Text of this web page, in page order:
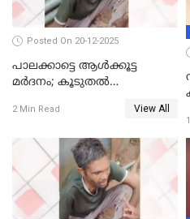
Posted On 20-12-2025
പാലക്കാട്ടെ ആള്‍ക്കൂട്ട
മര്‍ദനം; കൂടുതല്‍
അംഗ സംഘമെന്ന് വിവരം
2 Min Read View All